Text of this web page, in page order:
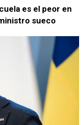
es el peor en
sueco